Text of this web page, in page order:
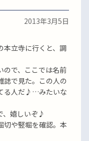
2013年3月5日
本立寺に行くと、調
ので、ここでは名前
誌で見た。この人の
る人だ♪…みたいな
、嬉しいぞ♪
切や竪堀を確認。本